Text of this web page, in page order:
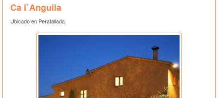
Ca l`Anguila
Ubicado en Peratallada